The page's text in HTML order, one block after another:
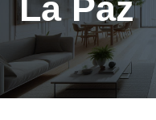
La Paz